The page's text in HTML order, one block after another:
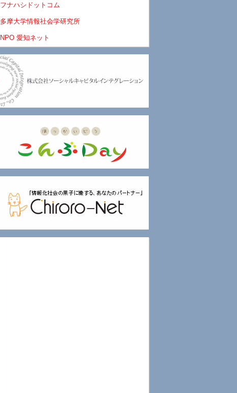
フナハシドットコム
多摩大学情報社会学研究所
NPO 愛知ネット